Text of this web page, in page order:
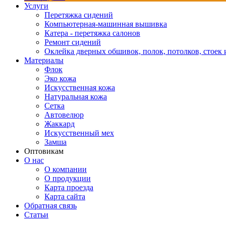
Услуги
Перетяжка сидений
Компьютерная-машинная вышивка
Катера - перетяжка салонов
Ремонт сидений
Оклейка дверных обшивок, полок, потолков, стоек
Материалы
Флок
Эко кожа
Искусственная кожа
Натуральная кожа
Сетка
Автовелюр
Жаккард
Искусственный мех
Замша
Оптовикам
О нас
О компании
О продукции
Карта проезда
Карта сайта
Обратная связь
Статьи